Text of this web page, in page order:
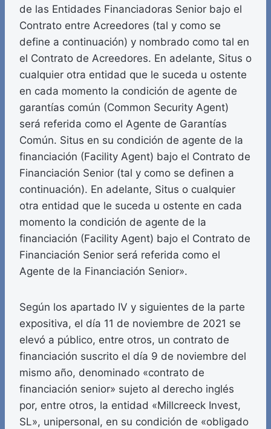
de las Entidades Financiadoras Senior bajo el
Contrato entre Acreedores (tal y como se
define a continuación) y nombrado como tal en
el Contrato de Acreedores. En adelante, Situs o
cualquier otra entidad que le suceda u ostente
en cada momento la condición de agente de
garantías común (Common Security Agent)
será referida como el Agente de Garantías
Común. Situs en su condición de agente de la
financiación (Facility Agent) bajo el Contrato de
Financiación Senior (tal y como se definen a
continuación). En adelante, Situs o cualquier
otra entidad que le suceda u ostente en cada
momento la condición de agente de la
financiación (Facility Agent) bajo el Contrato de
Financiación Senior será referida como el
Agente de la Financiación Senior».
Según los apartado IV y siguientes de la parte
expositiva, el día 11 de noviembre de 2021 se
elevó a público, entre otros, un contrato de
financiación suscrito el día 9 de noviembre del
mismo año, denominado «contrato de
financiación senior» sujeto al derecho inglés
por, entre otros, la entidad «Millcreeck Invest,
SL», unipersonal, en su condición de «obligado